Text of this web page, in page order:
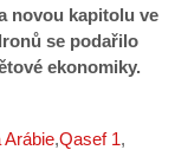
novou kapitolu ve
se podařilo
ekonomiky.
Arábie Qasef 1